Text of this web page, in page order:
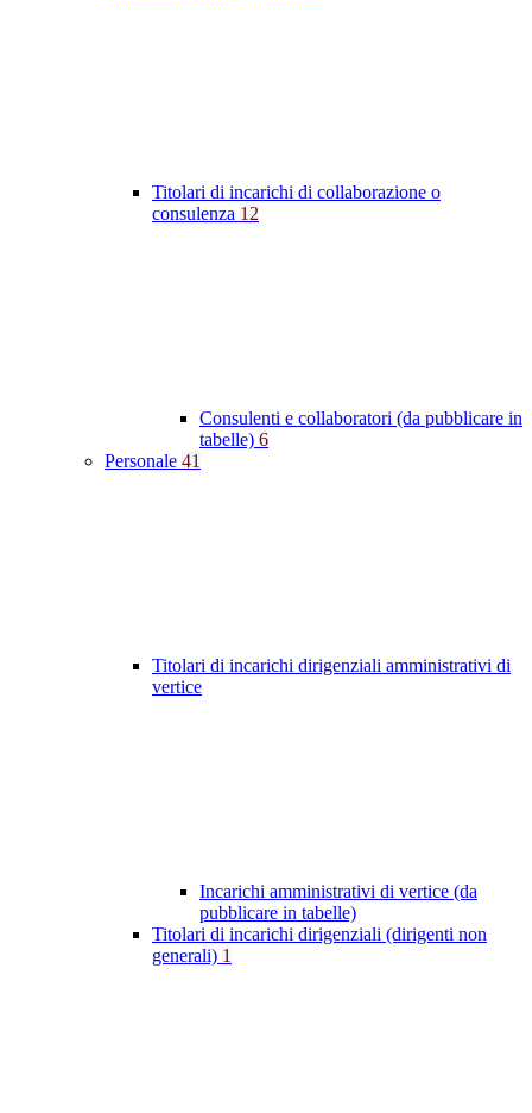
Titolari di incarichi di collaborazione o
consulenza 12
Consulenti e collaboratori (da pubblicare in
tabelle) 6
Personale 41
Titolari di incarichi dirigenziali amministrativi di
vertice
Incarichi amministrativi di vertice (da
pubblicare in tabelle)
Titolari di incarichi dirigenziali (dirigenti non
generali) 1